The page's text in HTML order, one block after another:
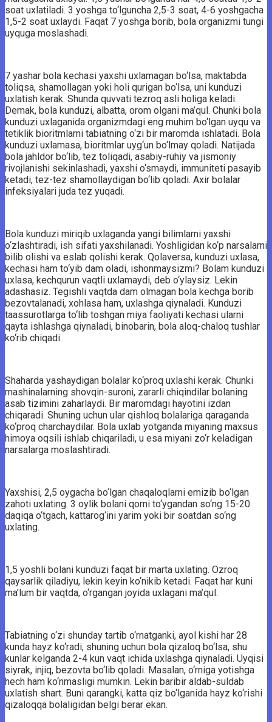
soat uxlatiladi. 3 yoshga to‘lguncha 2,5-3 soat, 4-6 yoshgacha
1,5-2 soat uxlaydi. Faqat 7 yoshga borib, bola organizmi tungi
uyquga moslashadi.
7 yashar bola kechasi yaxshi uxlamagan bo‘lsa, maktabda
toliqsa, shamollagan yoki holi qurigan bo‘lsa, uni kunduzi
uxlatish kerak. Shunda quvvati tezroq asli holiga keladi.
Demak, bola kunduzi, albatta, orom olgani ma’qul. Chunki bola
kunduzi uxlaganida organizmdagi eng muhim bo‘lgan uyqu va
tetiklik bioritmlarni tabiatning o‘zi bir maromda ishlatadi. Bola
kunduzi uxlamasa, bioritmlar uyg‘un bo‘lmay qoladi. Natijada
bola jahldor bo‘lib, tez toliqadi, asabiy-ruhiy va jismoniy
rivojlanishi sekinlashadi, yaxshi o‘smaydi, immuniteti pasayib
ketadi, tez-tez shamollaydigan bo‘lib qoladi. Axir bolalar
infeksiyalari juda tez yuqadi.
Bola kunduzi miriqib uxlaganda yangi bilimlarni yaxshi
o‘zlashtiradi, ish sifati yaxshilanadi. Yoshligidan ko‘p narsalarni
bilib olishi va eslab qolishi kerak. Qolaversa, kunduzi uxlasa,
kechasi ham to‘yib dam oladi, ishonmaysizmi? Bolam kunduzi
uxlasa, kechqurun vaqtli uxlamaydi, deb o‘ylaysiz. Lekin
adashasiz. Tegishli vaqtda dam olmagan bola kechga borib
bezovtalanadi, xohlasa ham, uxlashga qiynaladi. Kunduzi
taassurotlarga to‘lib toshgan miya faoliyati kechasi ularni
qayta ishlashga qiynaladi, binobarin, bola aloq-chaloq tushlar
ko‘rib chiqadi.
Shaharda yashaydigan bolalar ko‘proq uxlashi kerak. Chunki
mashinalarning shovqin-suroni, zararli chiqindilar bolaning
asab tizimini zaharlaydi. Bir maromdagi hayotini izdan
chiqaradi. Shuning uchun ular qishloq bolalariga qaraganda
ko‘proq charchaydilar. Bola uxlab yotganda miyaning maxsus
himoya oqsili ishlab chiqariladi, u esa miyani zo‘r keladigan
narsalarga moslashtiradi.
Yaxshisi, 2,5 oygacha bo‘lgan chaqaloqlarni emizib bo‘lgan
zahoti uxlating. 3 oylik bolani qorni to‘ygandan so‘ng 15-20
daqiqa o‘tgach, kattarog‘ini yarim yoki bir soatdan so‘ng
uxlating.
1,5 yoshli bolani kunduzi faqat bir marta uxlating. Ozroq
qaysarlik qiladiyu, lekin keyin ko‘nikib ketadi. Faqat har kuni
ma’lum bir vaqtda, o‘rgangan joyida uxlagani ma’qul.
Tabiatning o‘zi shunday tartib o‘rnatganki, ayol kishi har 28
kunda hayz ko‘radi, shuning uchun bola qizaloq bo‘lsa, shu
kunlar kelganda 2-4 kun vaqt ichida uxlashga qiynaladi. Uyqisi
siyrak, injiq, bezovta bo‘lib qoladi. Masalan, o‘rniga yotishga
hech ham ko‘nmasligi mumkin. Lekin baribir aldab-suldab
uxlatish shart. Buni qarangki, katta qiz bo‘lganida hayz ko‘rishi
qizaloqqa bolaligidan belgi berar ekan.